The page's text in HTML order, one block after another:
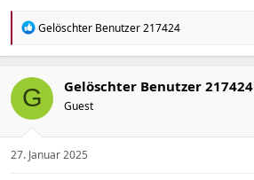
R
a
t
i
e
n
Gelöschter Benutzer 217424
G Gelöschter Benutzer 217424
Guest
27. Januar 2025